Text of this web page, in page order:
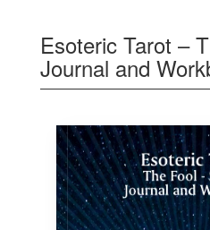
Esoteric Tarot –
Journal and